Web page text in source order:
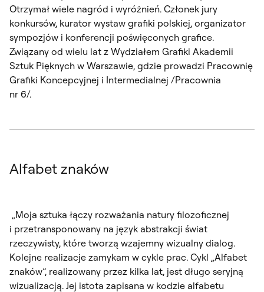
Otrzymał wiele nagród i wyróżnień. Członek jury
konkursów, kurator wystaw grafiki polskiej, organizator
sympozjów i konferencji poświęconych grafice.
Związany od wielu lat z Wydziałem Grafiki Akademii
Sztuk Pięknych w Warszawie, gdzie prowadzi Pracownię
Grafiki Koncepcyjnej i Intermedialnej /Pracownia
nr 6/.
Alfabet znaków
„Moja sztuka łączy rozważania natury filozoficznej
i przetransponowany na język abstrakcji świat
rzeczywisty, które tworzą wzajemny wizualny dialog.
Kolejne realizacje zamykam w cykle prac. Cykl „Alfabet
znaków”, realizowany przez kilka lat, jest długo seryjną
wizualizacją. Jej istota zapisana w kodzie alfabetu